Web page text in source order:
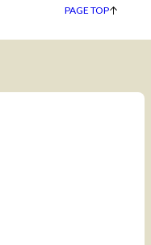
PAGE TOP